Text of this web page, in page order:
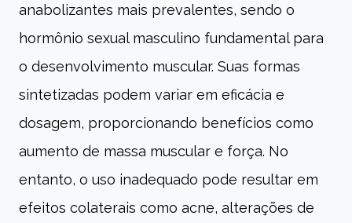
anabolizantes mais prevalentes, sendo o
hormônio sexual masculino fundamental para
o desenvolvimento muscular. Suas formas
sintetizadas podem variar em eficácia e
dosagem, proporcionando benefícios como
aumento de massa muscular e força. No
entanto, o uso inadequado pode resultar em
efeitos colaterais como acne, alterações de